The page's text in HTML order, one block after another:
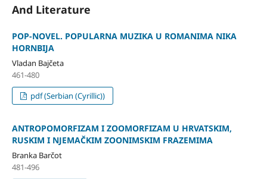
And Literature
POP-NOVEL. POPULARNA MUZIKA U ROMANIMA NIKA
HORNBIJA
Vladan Bajčeta
461-480
pdf (Serbian (Cyrillic))
ANTROPOMORFIZAM I ZOOMORFIZAM U HRVATSKIM,
RUSKIM I NJEMAČKIM ZOONIMSKIM FRAZEMIMA
Branka Barčot
481-496